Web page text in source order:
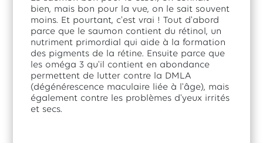
bien, mais bon pour la vue, on le sait souvent
moins. Et pourtant, c'est vrai ! Tout d'abord
parce que le saumon contient du rétinol, un
nutriment primordial qui aide à la formation
des pigments de la rétine. Ensuite parce que
les oméga 3 qu'il contient en abondance
permettent de lutter contre la DMLA
(dégénérescence maculaire liée à l'âge), mais
également contre les problèmes d'yeux irrités
et secs.